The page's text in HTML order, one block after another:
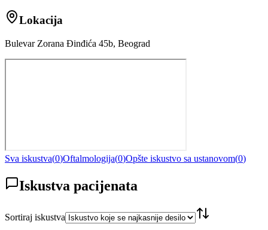
Lokacija
Bulevar Zorana Đinđića 45b, Beograd
Sva iskustva(0)Oftalmologija(0)Opšte iskustvo sa ustanovom(0)
Iskustva pacijenata
Sortiraj iskustva